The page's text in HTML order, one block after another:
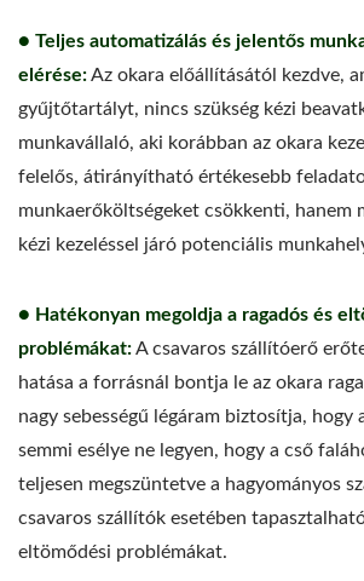
● Teljes automatizálás és jelentős
elérése:Az okara előállításától kezdve,
gyűjtőtartályt, nincs szükség kézi
munkavállaló, aki korábban az okara
felelős, átirányítható értékesebb
munkaerőköltségeket csökkenti, hanem
kézi kezeléssel járó potenciális
● Hatékonyan megoldja a ragadós és
problémákat:A csavaros szállítóerő
hatása a forrásnál bontja le az okara
nagy sebességű légáram biztosítja, hogy
semmi esélye ne legyen, hogy a cső
teljesen megszüntetve a hagyományos
csavaros szállítók esetében
eltömődési problémákat.